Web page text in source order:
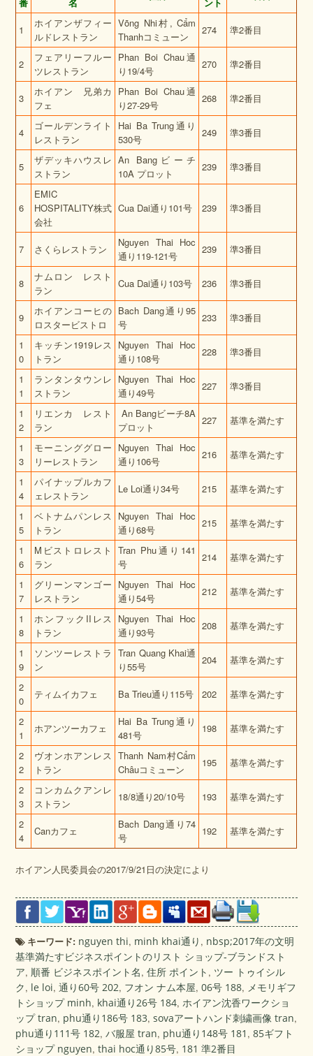
1
ホイアンザフィー
ルドレストラン
Võng Nhi村, Cẩm
Thanhコミューン
274 準2番目
2
フェアリーフルー
ツレストラン
Phan Boi Chau通
り19/4号
270 準2番目
3
ホイアン 兄弟カ
フェ
Phan Boi Chau通
り27-29号
268 準2番目
4
ゴールデンライト
レストラン
Hai Ba Trung通り
530号
249 準3番目
5
ザデッキハウスレ
ストラン
An Bangビーチ
10A プロット
239 準3番目
6
EMIC
HOSPITALITY株式
会社
Cua Dai通り101号 239 準3番目
7 さくらレストラン
Nguyen Thai Hoc
通り119-121号
239 準3番目
8
ナムロン レスト
ラン
Cua Dai通り103号 236 準3番目
9
ホイアンコーヒの
ロスタービストロ
Bach Dang通り95
号
233 準3番目
1
0
キッチン1919レス
トラン
Nguyen Thai Hoc
通り108号
228 準3番目
1
1
ランタンタウンレ
ストラン
Nguyen Thai Hoc
通り49号
227 準3番目
1
2
リエンカ レスト
ラン
An Bangビーチ8A
プロット
227 基準を満たす
1
3
モーニンググロー
リーレストラン
Nguyen Thai Hoc
通り106号
216 基準を満たす
1
4
パイナップルカフ
ェレストラン
Le Loi通り34号 215 基準を満たす
1
5
ベトナムパンレス
トラン
Nguyen Thai Hoc
通り68号
215 基準を満たす
1
6
Mビストロレスト
ラン
Tran Phu通り141
号
214 基準を満たす
1
7
グリーンマンゴー
レストラン
Nguyen Thai Hoc
通り54号
212 基準を満たす
1
8
ホンフックIIレス
トラン
Nguyen Thai Hoc
通り93号
208 基準を満たす
1
9
ソンツーレストラ
ン
Tran Quang Khai通
り55号
204 基準を満たす
2
0
ティムイカフェ Ba Trieu通り115号 202 基準を満たす
2
1
ホアンツーカフェ
Hai Ba Trung通り
481号
198 基準を満たす
2
2
ヴオンホアンレス
トラン
Thanh Nam村Cẩm
Châuコミューン
195 基準を満たす
2
3
コンカムクアンレ
ストラン
18/8通り20/10号 193 基準を満たす
2
4
Canカフェ
Bach Dang通り74
号
192 基準を満たす
ホイアン人民委員会の2017/9/21日の決定により
キーワード: nguyen thi, minh khai通り , nbsp;2017年の文明
基準満たすビジネスポイントのリスト ショップ‐ブランドスト
ア, 順番 ビジネスポイント名,住所 ポイント , ツー トゥイシル
ク, le loi,通り60号 202, フオン ナム本屋,06号 188, メモリギフ
トショップ minh, khai通り26号 184,ホイアン沈香ワークショ
ップ tran, phu通り186号 183,sovaアートハンド刺繍画像 tran,
phu通り111号 182,バ服屋 tran, phu通り148号 181 ,85ギフト
ショップ nguyen,thai hoc通り85号, 181 準2番目